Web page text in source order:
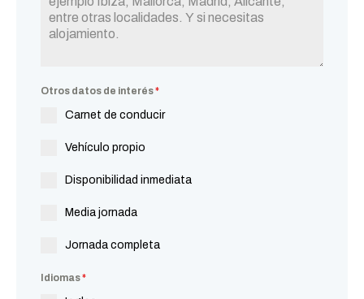
Otros datos de interés*
Carnet de conducir
Vehículo propio
Disponibilidad inmediata
Media jornada
Jornada completa
Idiomas*